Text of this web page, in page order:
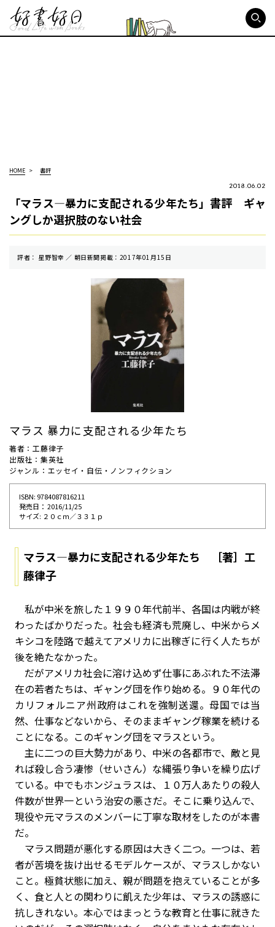
HOME 書評
2018.06.02
「マラス―暴力に支配される少年たち」書評 ギャ
ングしか選択肢のない社会
評者： 星野智幸 ／ 朝⽇新聞掲載：2017年01月15日
マラス 暴力に支配される少年たち
著者：工藤律子
出版社：集英社
ジャンル：エッセイ・自伝・ノンフィクション
ISBN: 9784087816211
発売⽇： 2016/11/25
サイズ: ２０ｃｍ／３３１ｐ
マラス―暴力に支配される少年たち ［著］工
藤律子
私が中米を旅した１９９０年代前半、各国は内戦が終
わったばかりだった。社会も経済も荒廃し、中米からメ
キシコを陸路で越えてアメリカに出稼ぎに行く人たちが
後を絶たなかった。
だがアメリカ社会に溶け込めず仕事にあぶれた不法滞
在の若者たちは、ギャング団を作り始める。９０年代の
カリフォルニア州政府はこれを強制送還。母国では当
然、仕事などないから、そのままギャング稼業を続ける
ことになる。このギャング団をマラスという。
主に二つの巨大勢力があり、中米の各都市で、敵と見
れば殺し合う凄惨（せいさん）な縄張り争いを繰り広げ
ている。中でもホンジュラスは、１０万人あたりの殺人
件数が世界一という治安の悪さだ。そこに乗り込んで、
現役や元マラスのメンバーに丁寧な取材をしたのが本書
だ。
マラス問題が悪化する原因は大きく二つ。一つは、若
者が苦境を抜け出せるモデルケースが、マラスしかない
こと。極貧状態に加え、親が問題を抱えていることが多
く、食と人との関わりに飢えた少年は、マラスの誘惑に
抗しきれない。本心ではまっとうな教育と仕事に就きた